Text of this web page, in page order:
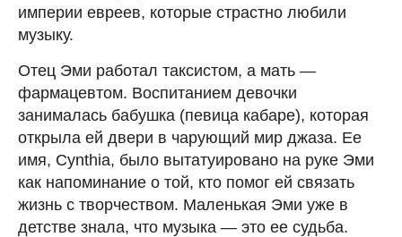
империи евреев, которые страстно любили
музыку.
Отец Эми работал таксистом, а мать —
фармацевтом. Воспитанием девочки
занималась бабушка (певица кабаре), которая
открыла ей двери в чарующий мир джаза. Ее
имя, Cynthia, было вытатуировано на руке Эми
как напоминание о той, кто помог ей связать
жизнь с творчеством. Маленькая Эми уже в
детстве знала, что музыка — это ее судьба.